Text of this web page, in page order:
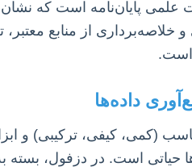
پایان‌نامه است که
از منابع
است.
داده‌ها
(کمی، کیفی، ترکیبی) و
حیاتی است. در دزفول،